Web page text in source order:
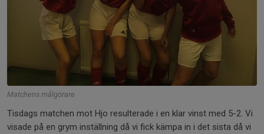
Matchens målgörare
Tisdags matchen mot Hjo resulterade i en klar vinst med 5-2. Vi
visade på en grym inställning då vi fick kämpa in i det sista då vi